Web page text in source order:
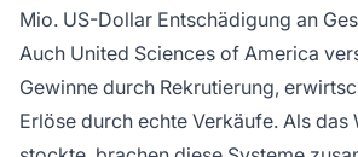
Mio. US-Dollar Entschädigung an
Auch United Sciences of America
Gewinne durch Rekrutierung,
Erlöse durch echte Verkäufe. Als das